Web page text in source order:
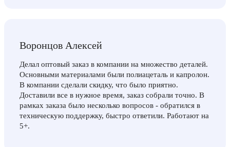
Воронцов Алексей
Делал оптовый заказ в компании на множество деталей.
Основными материалами были полиацеталь и капролон.
В компании сделали скидку, что было приятно.
Доставили все в нужное время, заказ собрали точно. В
рамках заказа было несколько вопросов - обратился в
техническую поддержку, быстро ответили. Работают на
5+.